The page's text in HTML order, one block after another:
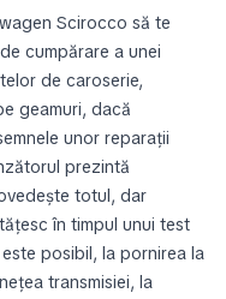
Scirocco să te
cumpărare a unei
de caroserie,
geamuri, dacă
unor reparații
prezintă
totul, dar
în timpul unui test
posibil, la pornirea la
transmisiei, la